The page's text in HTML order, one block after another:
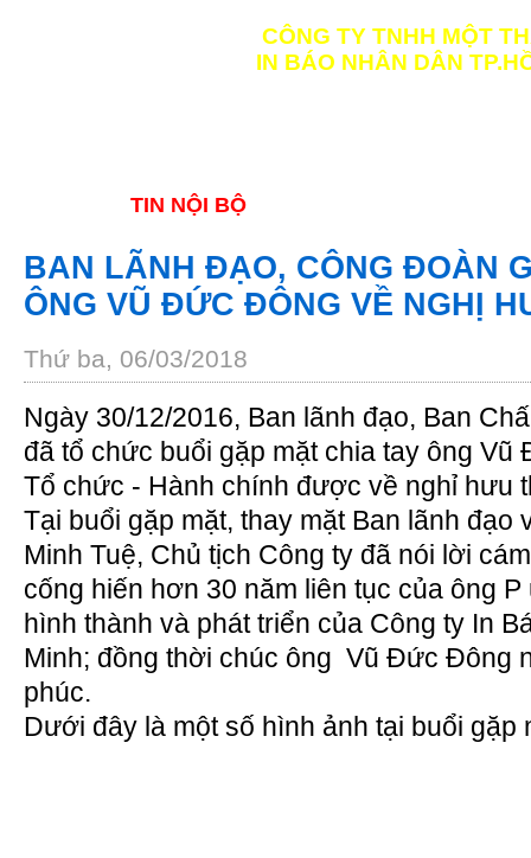
CÔNG TY TNHH MỘT
IN BÁO NHÂN DÂN
TIN NỘI BỘ
BAN LÃNH ĐẠO, CÔNG ĐOÀN
ÔNG VŨ ĐỨC ĐÔNG VỀ NGHỊ
Thứ ba, 06/03/2018
Ngày 30/12/2016, Ban lãnh đạo, Ban
đã tổ chức buổi gặp mặt chia tay ông
Tổ chức - Hành chính được về nghỉ hưu
Tại buổi gặp mặt, thay mặt Ban lãnh đạo
Minh Tuệ, Chủ tịch Công ty đã nói lời
cống hiến hơn 30 năm liên tục của ông P
hình thành và phát triển của Công ty In
Minh; đồng thời chúc ông Vũ Đức Đông
phúc.
Dưới đây là một số hình ảnh tại buổi gặp